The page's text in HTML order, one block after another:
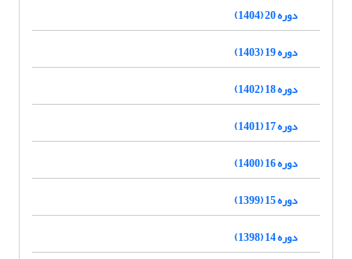
دوره 20 (1404)
دوره 19 (1403)
دوره 18 (1402)
دوره 17 (1401)
دوره 16 (1400)
دوره 15 (1399)
دوره 14 (1398)